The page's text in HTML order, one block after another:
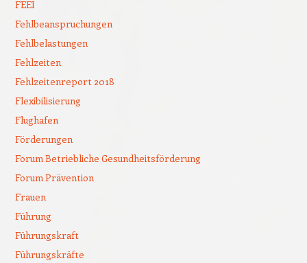
FEEI
Fehlbeanspruchungen
Fehlbelastungen
Fehlzeiten
Fehlzeitenreport 2018
Flexibilisierung
Flughafen
Förderungen
Forum Betriebliche Gesundheitsförderung
Forum Prävention
Frauen
Führung
Führungskraft
Führungskräfte